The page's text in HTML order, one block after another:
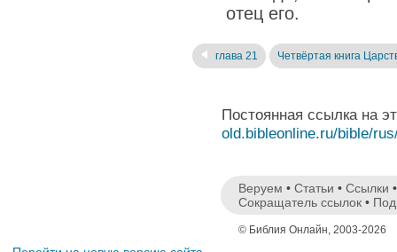
отец его.
глава 21 Четвёртая книга
Постоянная ссылка на
old.bibleonline.ru/bible/
Веруем • Статьи • Ссылки
Сокращатель ссылок •
© Библия Онлайн, 2003-2026